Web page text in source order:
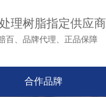
理树脂指定供应商
百、品牌代理、正品保障
合作品牌